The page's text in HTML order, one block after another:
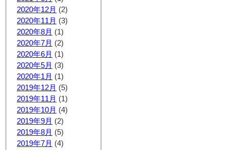
2020年12月 (2)
2020年11月 (3)
2020年8月 (1)
2020年7月 (2)
2020年6月 (1)
2020年5月 (3)
2020年1月 (1)
2019年12月 (5)
2019年11月 (1)
2019年10月 (4)
2019年9月 (2)
2019年8月 (5)
2019年7月 (4)